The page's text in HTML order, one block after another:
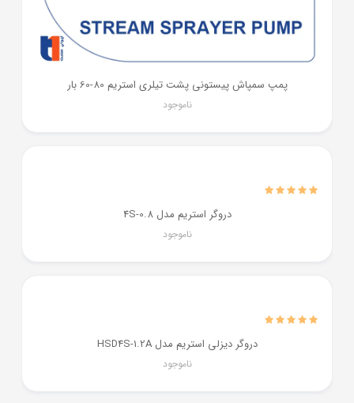
پمپ سمپاش پیستونی پشت تیلری استریم 80-60 بار
ناموجود
دروگر استریم مدل 4S-0.8
ناموجود
دروگر دیزلی استریم مدل HSD4S-1.2A
ناموجود